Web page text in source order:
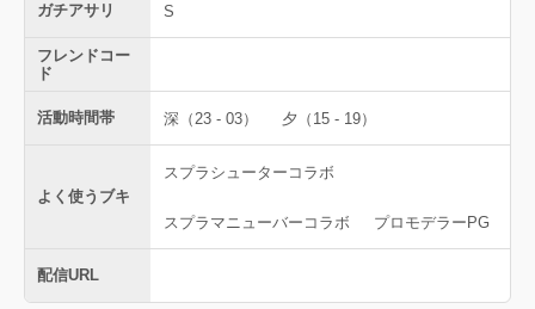
ガチアサリ S
フレンドコー
ド
活動時間帯 深（23 - 03） 夕（15 - 19）
よく使うブキ
スプラシューターコラボ
スプラマニューバーコラボ プロモデラーPG
配信URL